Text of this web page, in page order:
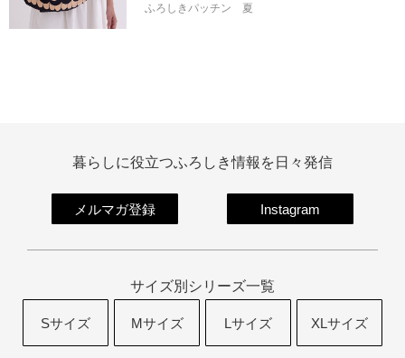
ふろしきパッチン 夏
暮らしに役立つふろしき情報を日々発信
メルマガ登録 Instagram
サイズ別シリーズ一覧
Sサイズ Mサイズ Lサイズ XLサイズ